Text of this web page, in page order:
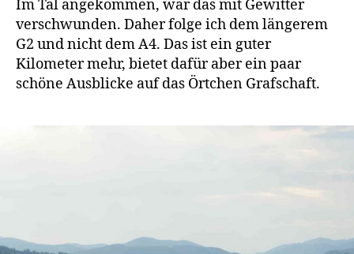
Im Tal angekommen, war das mit Gewitter
verschwunden. Daher folge ich dem längerem
G2 und nicht dem A4. Das ist ein guter
Kilometer mehr, bietet dafür aber ein paar
schöne Ausblicke auf das Örtchen Grafschaft.